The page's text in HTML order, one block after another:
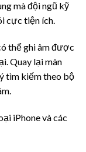
mà đội ngũ kỹ
cực tiện ích.
thể ghi âm được
Quay lại màn
tìm kiếm theo bộ
iPhone và các